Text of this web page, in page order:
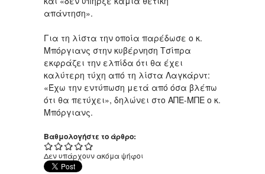
απάντηση».
Για τη λίστα την οποία παρέδωσε ο κ.
Μπόργιανς στην κυβέρνηση Τσίπρα
εκφράζει την ελπίδα ότι θα έχει
καλύτερη τύχη από τη λίστα Λαγκάρντ:
«Έχω την εντύπωση μετά από όσα βλέπω
ότι θα πετύχει», δηλώνει στο ΑΠΕ-ΜΠΕ ο κ.
Μπόργιανς.
Βαθμολογήστε το άρθρο:
Δεν υπάρχουν ακόμα ψήφοι